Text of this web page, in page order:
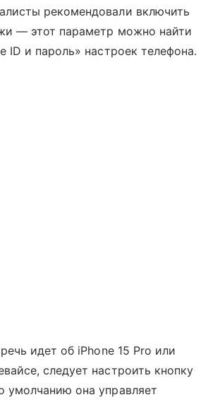
рекомендовали включить
— этот параметр можно найти
ID и пароль» настроек телефона.
идет об iPhone 15 Pro или
следует настроить кнопку
умолчанию она управляет